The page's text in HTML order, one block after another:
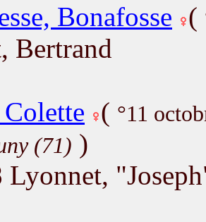
Bonafosse (
Bertrand
( °11
(71) )
Lyonnet,